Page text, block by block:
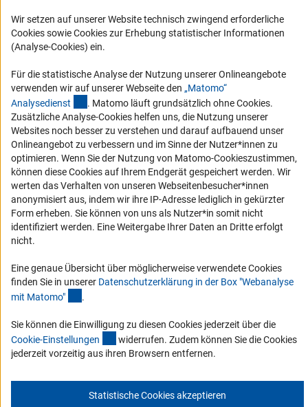
Karriere
Logo und Corporate Design
RSS-Feeds
Compliance
Vergabeverfahren
Barrierefreiheit
Service und Informationen für Menschen mit Behinderungen
Erklärung zur Barrierefreiheit
Barriere melden
DFG-aktuell
schauen Sie sich die Ausgaben online an.
Wir setzen auf unserer Website technisch zwingend erforderliche
Cookies sowie Cookies zur Erhebung statistischer Informationen
(Analyse-Cookies) ein.
Für die statistische Analyse der Nutzung unserer Onlineangebote
verwenden wir auf unserer Webseite den „Matomo“
Analysedienst (externer Link)
. Matomo läuft grundsätzlich ohne Cookies.
Zusätzliche Analyse-Cookies helfen uns, die Nutzung unserer
Websites noch besser zu verstehen und darauf aufbauend unser
Onlineangebot zu verbessern und im Sinne der Nutzer*innen zu
optimieren. Wenn Sie der Nutzung von Matomo-Cookieszustimmen,
können diese Cookies auf Ihrem Endgerät gespeichert werden. Wir
werten das Verhalten von unseren Webseitenbesucher*innen
anonymisiert aus, indem wir ihre IP-Adresse lediglich in gekürzter
Form erheben. Sie können von uns als Nutzer*in somit nicht
identifiziert werden. Eine Weitergabe Ihrer Daten an Dritte erfolgt
nicht.
Eine genaue Übersicht über möglicherweise verwendete Cookies
finden Sie in unserer Datenschutzerklärung in der Box "Webanalyse
mit Matomo" .
Sie können die Einwilligung zu diesen Cookies jederzeit über die
Cookie-Einstellungen (interner Link)
widerrufen. Zudem können Sie die Cookies
jederzeit vorzeitig aus ihren Browsern entfernen.
Statistische Cookies akzeptieren